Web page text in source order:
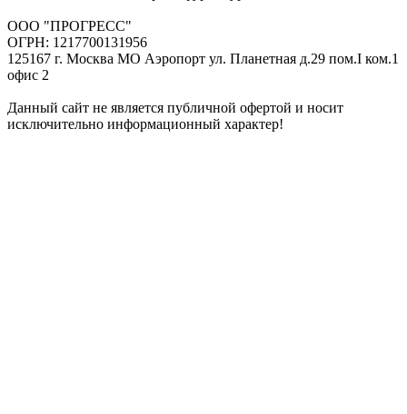
ООО "ПРОГРЕСС"
ОГРН: 1217700131956
125167 г. Москва МО Аэропорт ул. Планетная д.29 пом.I ком.1
офис 2
Данный сайт не является публичной офертой и носит
исключительно информационный характер!